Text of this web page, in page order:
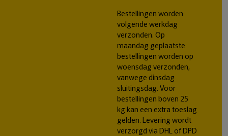
Bestellingen worden
volgende werkdag
verzonden. Op
maandag geplaatste
bestellingen worden op
woensdag verzonden,
vanwege dinsdag
sluitingsdag. Voor
bestellingen boven 25
kg kan een extra toeslag
gelden. Levering wordt
verzorgd via DHL of DPD